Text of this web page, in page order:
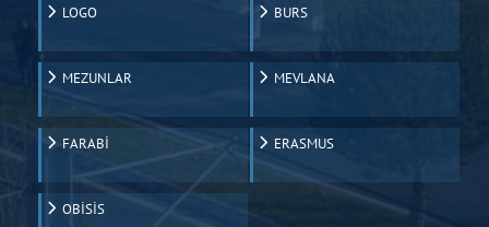
LOGO BURS
MEZUNLAR MEVLANA
FARABİ ERASMUS
OBİSİS